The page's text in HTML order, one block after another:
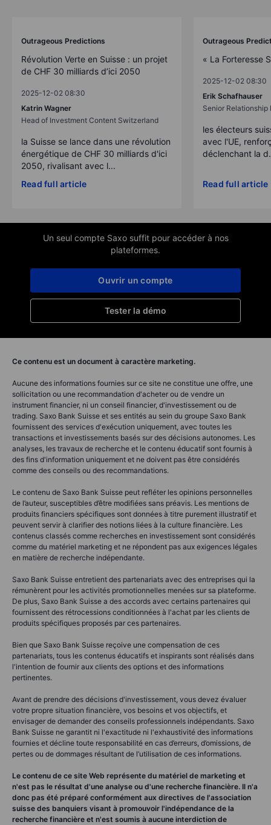
Outrageous Predictions
Révolution Verte en Suisse : un projet
de CHF 30 milliards d’ici 2050
2025-12-02 08:30
Katrin Wagner
Head of Investment Content Switzerland
la Suisse se lance dans une révolution
énergétique de CHF 30 milliards d'ici
2050, rivalisant avec l...
Read full article
Outrageous
« La Forteresse
2025-12-02 08:30
Erik Schafhauser
Senior Relationship
les électeurs
avec l'UE,
déclenchant la
Read full article
Un seul compte Saxo suffit pour accéder à nos
plateformes.
Tester la démo
Ouvrir un compte
Ce contenu est un document à caractère marketing.
Aucune des informations fournies sur ce site ne constitue une offre, une
sollicitation ou une recommandation d'acheter ou de vendre un
instrument financier, ni un conseil financier, d'investissement ou de
trading. Saxo Bank Suisse et ses entités au sein du groupe Saxo Bank
fournissent des services d'exécution uniquement, avec toutes les
transactions et investissements basés sur des décisions autonomes. Les
analyses, les travaux de recherche et le contenu éducatif sont fournis à
des fins d'information uniquement et ne doivent pas être considérés
comme des conseils ou des recommandations.
Le contenu de Saxo Bank Suisse peut refléter les opinions personnelles
de l’auteur, susceptibles d’être modifiées sans préavis. Les mentions de
produits financiers spécifiques sont données à titre purement illustratif et
peuvent servir à clarifier des notions liées à la culture financière. Les
contenus classés comme recherches en investissement sont considérés
comme du matériel marketing et ne répondent pas aux exigences légales
en matière de recherche indépendante.
Saxo Bank Suisse entretient des partenariats avec des entreprises qui la
rémunèrent pour les activités promotionnelles menées sur sa plateforme.
De plus, Saxo Bank Suisse a des accords avec certains partenaires qui
fournissent des rétrocessions conditionnées à l'achat par les clients de
produits spécifiques proposés par ces partenaires.
Bien que Saxo Bank Suisse reçoive une compensation de ces
partenariats, tous les contenus éducatifs et inspirants sont réalisés dans
l'intention de fournir aux clients des options et des informations
pertinentes.
Avant de prendre des décisions d'investissement, vous devez évaluer
votre propre situation financière, vos besoins et vos objectifs, et
envisager de demander des conseils professionnels indépendants. Saxo
Bank Suisse ne garantit ni l'exactitude ni l'exhaustivité des informations
fournies et décline toute responsabilité en cas d’erreurs, d’omissions, de
pertes ou de dommages résultant de l’utilisation de ces informations.
Le contenu de ce site Web représente du matériel de marketing et
n'est pas le résultat d'une analyse ou d'une recherche financière. Il n'a
donc pas été préparé conformément aux directives de l'association
suisse des banquiers visant à promouvoir l'indépendance de la
recherche financière et n'est soumis à aucune interdiction de